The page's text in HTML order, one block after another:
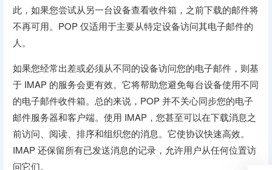
此，如果您尝试从另一台设备查看收件箱，之前下载的邮件将
不再可用。POP 仅适用于主要从特定设备访问其电子邮件的
人。
如果您经常出差或必须从不同的设备访问您的电子邮件，则基
于 IMAP 的服务会更有效。它将帮助您避免每台设备使用不同
的电子邮件收件箱。总的来说，POP 并不关心同步您的电子
邮件服务器和客户端。使用 IMAP，您甚至可以在下载消息之
前访问、阅读、排序和组织您的消息。它使协议快速高效。
IMAP 还保留所有已发送消息的记录，允许用户从任何位置访
问它们。